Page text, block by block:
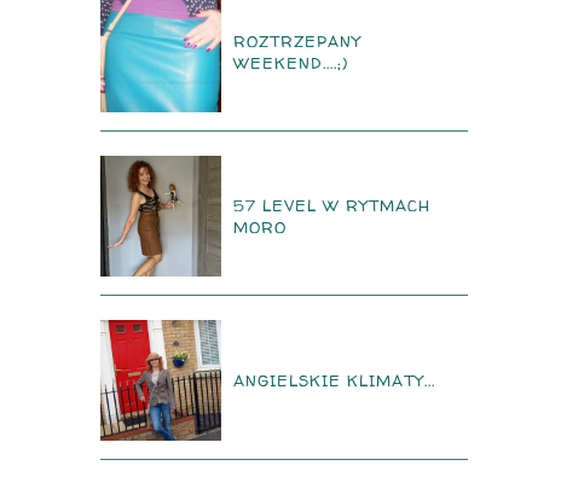
ROZTRZEPANY
WEEKEND....;)
57 LEVEL W RYTMACH
MORO
ANGIELSKIE KLIMATY...